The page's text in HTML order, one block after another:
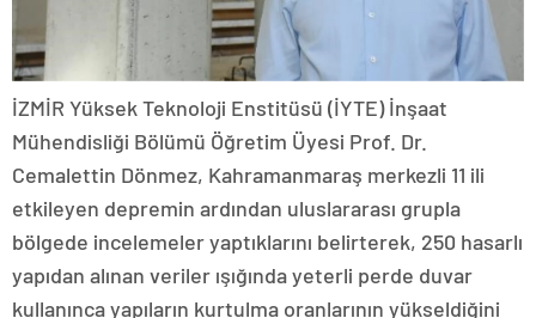
İZMİR Yüksek Teknoloji Enstitüsü (İYTE) İnşaat
Mühendisliği Bölümü Öğretim Üyesi Prof. Dr.
Cemalettin Dönmez, Kahramanmaraş merkezli 11 ili
etkileyen depremin ardından uluslararası grupla
bölgede incelemeler yaptıklarını belirterek, 250 hasarlı
yapıdan alınan veriler ışığında yeterli perde duvar
kullanınca yapıların kurtulma oranlarının yükseldiğini